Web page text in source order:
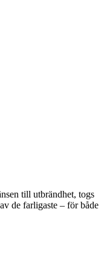
till utbrändhet, togs
de farligaste – för både